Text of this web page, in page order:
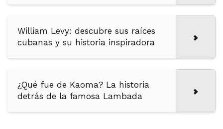
William Levy: descubre sus raíces
cubanas y su historia inspiradora
¿Qué fue de Kaoma? La historia
detrás de la famosa Lambada